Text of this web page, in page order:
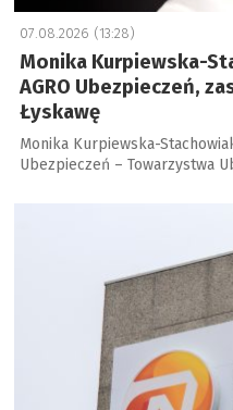
07.08.2026 (13:28)
Monika Kurpiewska-
AGRO Ubezpieczeń,
Łyskawę
Monika Kurpiewska-
Ubezpieczeń – Towarzystwa